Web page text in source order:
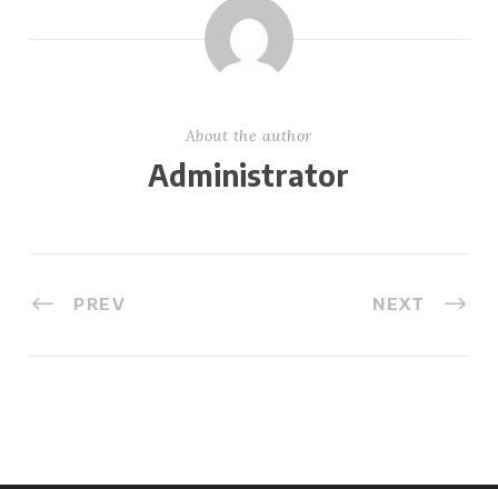
About the author
Administrator
PREV NEXT